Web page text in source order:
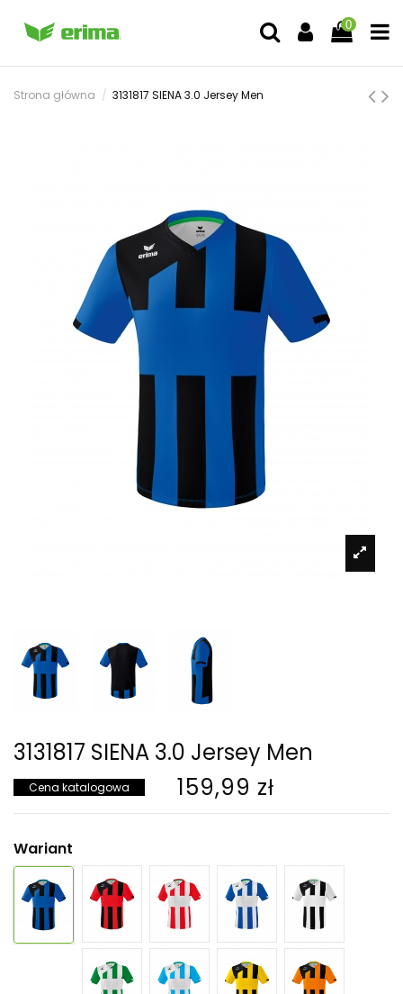
0
Strona główna 3131817 SIENA 3.0 Jersey Men
3131817 SIENA 3.0 Jersey Men
Cena katalogowa 159,99 zł
Wariant